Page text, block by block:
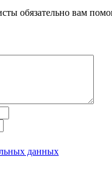
обязательно вам
данных